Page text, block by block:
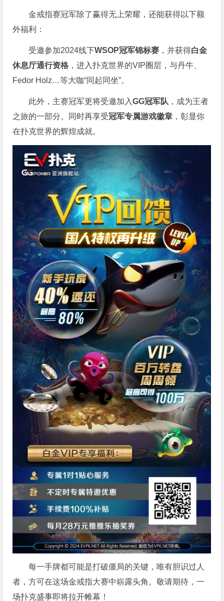
金戒指赛冠军除了赢得无上荣耀，还能获得以下额
外福利：
受邀参加2024线下WSOP冠军锦标赛 ，并获得白金
休息厅通行资格 ，进入扑克世界的VIP圈层，与丹牛、
Fedor Holz…等大咖“同起同坐”。
此外，主赛冠军更将受邀加入GG冠军队 ，成为王者
之旅的一部分。同时再享受冠军专属游戏徽章 ，彰显你
在扑克世界的辉煌成就。
每一手牌都可能是打破僵局的关键，唯有胆识过人
者，方可在这场金戒指大赛中崭露头角。敬请期待，一
场扑克盛事即将拉开帷幕！